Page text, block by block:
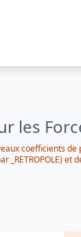
les
coefficients
_RETROPOLE)